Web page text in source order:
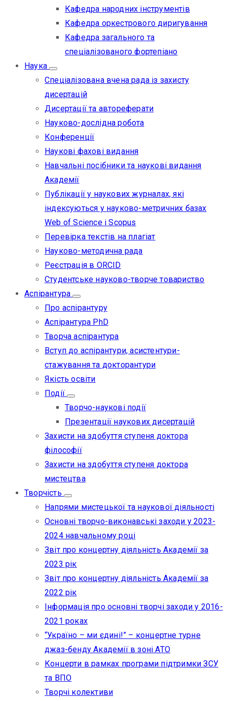
Кафедра народних інструментів
Кафедра оркестрового диригування
Кафедра загального та
спеціалізованого фортепіано
Наука
Спеціалізована вчена рада із захисту
дисертацій
Дисертації та автореферати
Науково-дослідна робота
Конференції
Наукові фахові видання
Навчальні посібники та наукові видання
Академії
Публікації у наукових журналах, які
індексуються у науково-метричних базах
Web of Science i Scopus
Перевірка текстів на плагіат
Науково-методична рада
Реєстрація в ORCID
Студентське науково-творче товариство
Аспірантура
Про аспірантуру
Аспірантура PhD
Творча аспірантура
Вступ до аспірантури, асистентури-
стажування та докторантури
Якість освіти
Події
Творчо-наукові події
Презентації наукових дисертацій
Захисти на здобуття ступеня доктора
філософії
Захисти на здобуття ступеня доктора
мистецтва
Творчість
Напрями мистецької та наукової діяльності
Основні творчо-виконавські заходи у 2023-
2024 навчальному році
Звіт про концертну діяльність Академії за
2023 рік
Звіт про концертну діяльність Академії за
2022 рік
Інформація про основні творчі заходи у 2016-
2021 роках
“Україно – ми єдині!” – концертне турне
джаз-бенду Академії в зоні АТО
Концерти в рамках програми підтримки ЗСУ
та ВПО
Творчі колективи